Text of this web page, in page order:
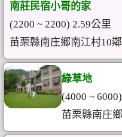
南莊民宿小哥的家
(2200 ~ 2200) 2.59公里
苗栗縣南庄鄉南江村10
綠草地
(4000 ~
苗栗縣南庄